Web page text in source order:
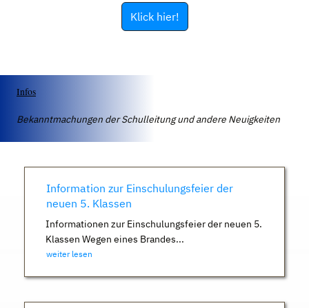
Klick hier!
Infos
Bekanntmachungen der Schulleitung und andere Neuigkeiten
Information zur Einschulungsfeier der
neuen 5. Klassen
Informationen zur Einschulungsfeier der neuen 5.
Klassen Wegen eines Brandes...
weiter lesen